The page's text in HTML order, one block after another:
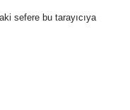
sefere bu tarayıcıya